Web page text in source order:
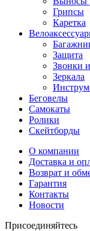
Грипсы
Каретка
Защита
Звонки
Зеркала
Беговелы
Самокаты
Ролики
Скейтборды
О компании
Доставка и
Возврат и
Гарантия
Контакты
Новости
Присоединяйтесь